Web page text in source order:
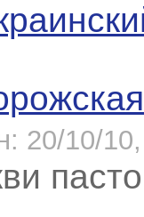
20/10/